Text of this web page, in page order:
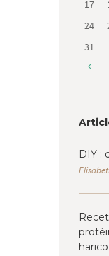
17
24
31
DIY :